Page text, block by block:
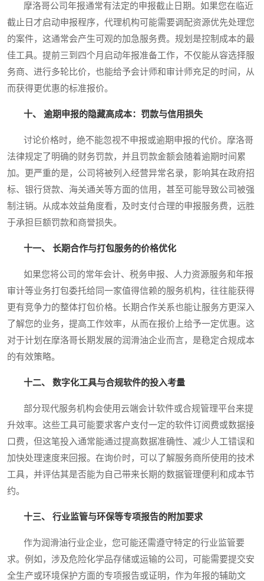
摩洛哥公司年报通常有法定的申报截止日期。如果您在临近
截止日才启动申报程序，代理机构可能需要调配资源优先处理您
的案件，这通常会产生可观的加急服务费。规划是控制成本的最
佳工具。提前三到四个月启动年报准备工作，不仅能从容选择服
务商、进行多轮比价，也能给予会计师和审计师充足的时间，从
而获得更优惠的标准报价。
十、 逾期申报的隐藏高成本：罚款与信用损失
讨论价格时，绝不能忽视不申报或逾期申报的代价。摩洛哥
法律规定了明确的财务罚款，并且罚款金额会随着逾期时间累
加。更严重的是，公司将被列入经营异常名录，影响其在政府招
标、银行贷款、海关通关等方面的信用，甚至可能导致公司被强
制注销。从成本效益角度看，及时支付合理的申报服务费，远胜
于承担巨额罚款和商誉损失。
十一、 长期合作与打包服务的价格优化
如果您将公司的常年会计、税务申报、人力资源服务和年报
审计等业务打包委托给同一家值得信赖的服务机构，往往能获得
更有竞争力的整体打包价格。长期合作关系也能让服务方更深入
了解您的业务，提高工作效率，从而在报价上给予一定优惠。这
对于计划在摩洛哥长期发展的润滑油企业而言，是稳定合规成本
的有效策略。
十二、 数字化工具与合规软件的投入考量
部分现代服务机构会使用云端会计软件或合规管理平台来提
升效率。这些工具可能要求客户支付一定的软件订阅费或数据接
口费，但这笔投入通常能通过提高数据准确性、减少人工错误和
加快处理速度来回报。在询价时，可以了解服务商所使用的技术
工具，并评估其是否能为自己带来长期的数据管理便利和成本节
约。
十三、 行业监管与环保等专项报告的附加要求
作为润滑油行业企业，您可能还需遵守特定的行业监管要
求。例如，涉及危险化学品存储或运输的公司，可能需要提交安
全生产或环境保护方面的专项报告或证明，作为年报的辅助文